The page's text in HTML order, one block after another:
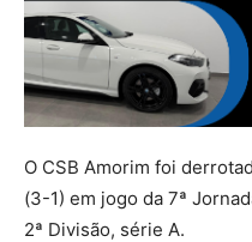
O CSB Amorim foi
(3-1) em jogo da 7ª
2ª Divisão, série A.